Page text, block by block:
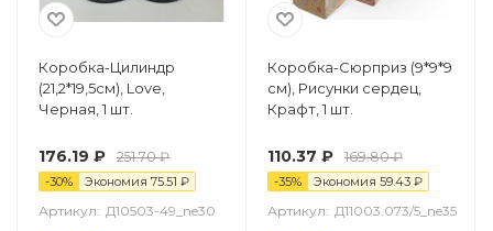
Коробка-Цилиндр
(21,2*19,5cм), Love,
Черная, 1 шт.
176.19 ₽ 251.70₽
-30% Экономия 75.51 ₽
Артикул: Д10503-49_ne30
Коробка-Сюрприз (9*9*9
см), Рисунки сердец,
Крафт, 1 шт.
110.37 ₽ 169.80₽
-35% Экономия 59.43 ₽
Артикул: Д11003.073/5_ne35